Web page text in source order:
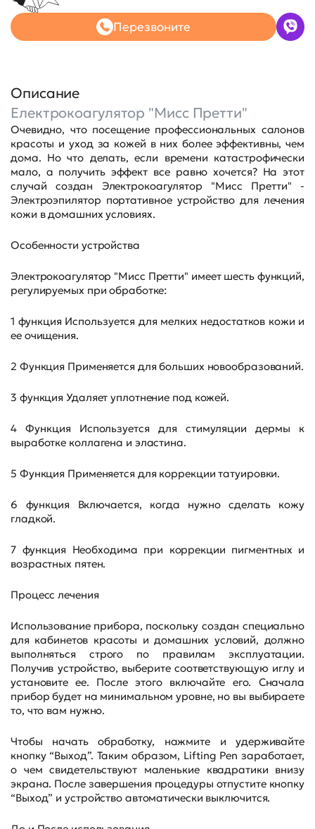
Перезвоните
Описание
Електрокоагулятор "Мисс Претти"
Очевидно, что посещение профессиональных салонов
красоты и уход за кожей в них более эффективны, чем
дома. Но что делать, если времени катастрофически
мало, а получить эффект все равно хочется? На этот
случай создан Электрокоагулятор "Мисс Претти" -
Электроэпилятор портативное устройство для лечения
кожи в домашних условиях.
Особенности устройства
Электрокоагулятор "Мисс Претти" имеет шесть функций,
регулируемых при обработке:
1 функция Используется для мелких недостатков кожи и
ее очищения.
2 Функция Применяется для больших новообразований.
3 функция Удаляет уплотнение под кожей.
4 Функция Используется для стимуляции дермы к
выработке коллагена и эластина.
5 Функция Применяется для коррекции татуировки.
6 функция Включается, когда нужно сделать кожу
гладкой.
7 функция Необходима при коррекции пигментных и
возрастных пятен.
Процесс лечения
Использование прибора, поскольку создан специально
для кабинетов красоты и домашних условий, должно
выполняться строго по правилам эксплуатации.
Получив устройство, выберите соответствующую иглу и
установите ее. После этого включайте его. Сначала
прибор будет на минимальном уровне, но вы выбираете
то, что вам нужно.
Чтобы начать обработку, нажмите и удерживайте
кнопку “Выход”. Таким образом, Lifting Pen заработает,
о чем свидетельствуют маленькие квадратики внизу
экрана. После завершения процедуры отпустите кнопку
“Выход” и устройство автоматически выключится.